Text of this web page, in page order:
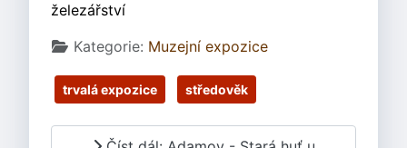
železářství
Základní údaje
Kategorie: Muzejní expozice
trvalá expozice středověk